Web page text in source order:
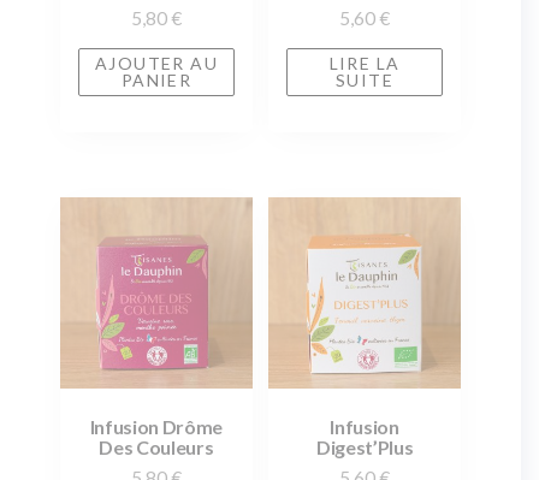
5,80 €
AJOUTER AU
PANIER
5,60 €
LIRE LA
SUITE
Infusion Drôme
Des Couleurs
Infusion
Digest’Plus